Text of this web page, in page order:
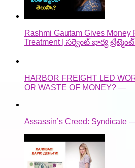
Rashmi Gautam Gives Money
Treatment | సర్వెంట్ భార్య
HARBOR FREIGHT LED
OR WASTE OF MONEY? —
Assassin’s Creed: Syndicate